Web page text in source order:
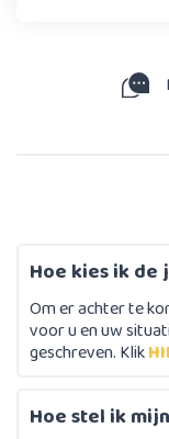
Hoe kies ik
Om er achter te
voor u en uw
geschreven. Klik
Hoe stel ik